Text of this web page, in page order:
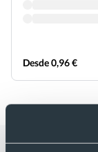
Desde 0,96 €